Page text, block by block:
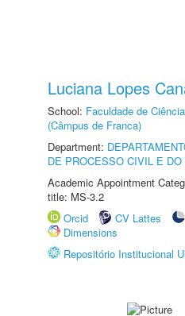
Luciana Lopes
School: Faculdade de
(Câmpus de Franca)
Department:
DE PROCESSO CIVIL E
Academic Appointment
title: MS-3.2
Orcid
CV Lattes
Dimensions
Repositório Institucional